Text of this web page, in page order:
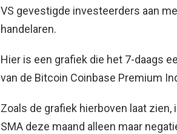
VS gevestigde investeerders aan
handelaren.
Hier is een grafiek die het 7-daags
van de Bitcoin Coinbase Premium
Zoals de grafiek hierboven laat
SMA deze maand alleen maar